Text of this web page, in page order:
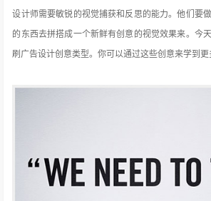
设计师需要敏锐的视觉捕获和反思的能力。他们要
的东西去拼搭成一个新鲜有创意的视觉效果来。今
刷广告设计创意类型。你可以通过这些创意来学到更